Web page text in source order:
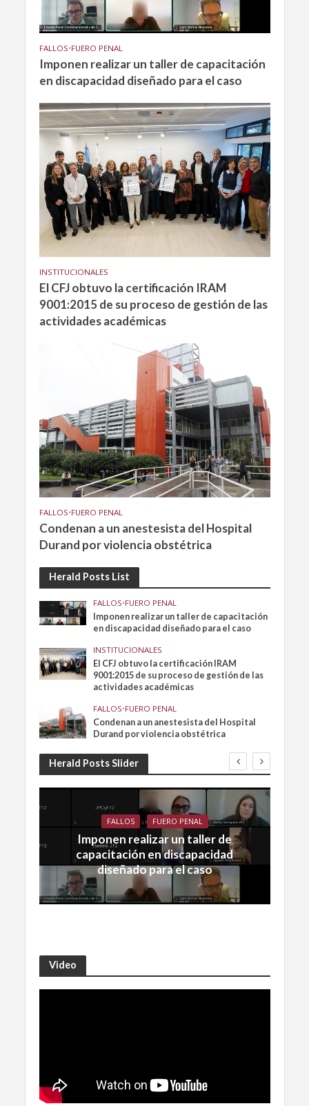
FALLOS•FUERO PENAL
Imponen realizar un taller de capacitación
en discapacidad diseñado para el caso
INSTITUCIONALES
El CFJ obtuvo la certificación IRAM
9001:2015 de su proceso de gestión de las
actividades académicas
FALLOS•FUERO PENAL
Condenan a un anestesista del Hospital
Durand por violencia obstétrica
Herald Posts List
FALLOS•FUERO PENAL
Imponen realizar un taller de capacitación
en discapacidad diseñado para el caso
INSTITUCIONALES
El CFJ obtuvo la certificación IRAM
9001:2015 de su proceso de gestión de las
actividades académicas
FALLOS•FUERO PENAL
Condenan a un anestesista del Hospital
Durand por violencia obstétrica
Herald Posts Slider
FALLOS FUERO PENAL
Imponen realizar un taller de
capacitación en discapacidad
diseñado para el caso
Video